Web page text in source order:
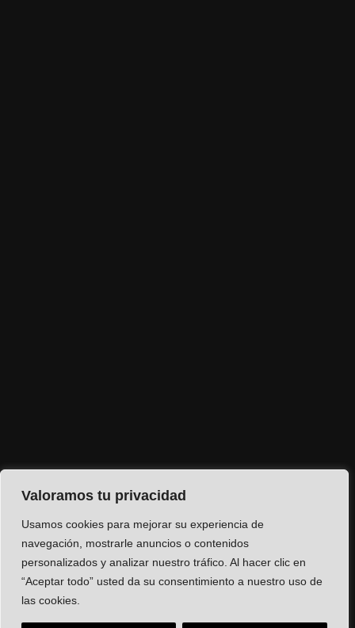
Valoramos tu privacidad
Usamos cookies para mejorar su experiencia de
navegación, mostrarle anuncios o contenidos
personalizados y analizar nuestro tráfico. Al hacer clic en
“Aceptar todo” usted da su consentimiento a nuestro uso de
las cookies.